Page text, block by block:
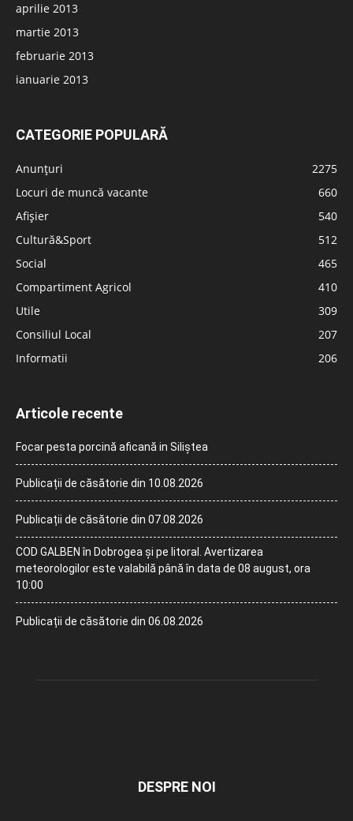
aprilie 2013
martie 2013
februarie 2013
ianuarie 2013
CATEGORIE POPULARĂ
Anunțuri
2275
Locuri de muncă vacante
660
Afișier
540
Cultură&Sport
512
Social
465
Compartiment Agricol
410
Utile
309
Consiliul Local
207
Informatii
206
Articole recente
Focar pesta porcină aficană in Siliștea
Publicații de căsătorie din 10.08.2026
Publicații de căsătorie din 07.08.2026
COD GALBEN în Dobrogea și pe litoral. Avertizarea
meteorologilor este valabilă până în data de 08 august, ora
10:00
Publicații de căsătorie din 06.08.2026
DESPRE NOI